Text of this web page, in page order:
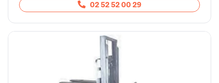
02 52 52 00 29